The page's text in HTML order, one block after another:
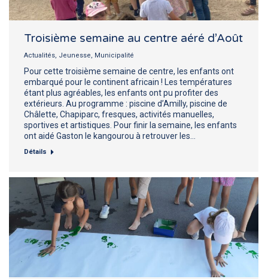
Troisième semaine au centre aéré d’Août
Actualités, Jeunesse, Municipalité
Pour cette troisième semaine de centre, les enfants ont
embarqué pour le continent africain ! Les températures
étant plus agréables, les enfants ont pu profiter des
extérieurs. Au programme : piscine d’Amilly, piscine de
Châlette, Chapiparc, fresques, activités manuelles,
sportives et artistiques. Pour finir la semaine, les enfants
ont aidé Gaston le kangourou à retrouver les…
Détails